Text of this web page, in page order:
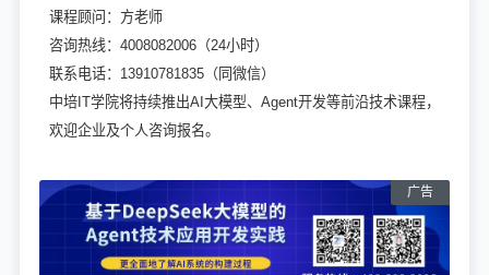
课程顾问：方老师
咨询热线：4008082006（24小时）
联系电话：13910781835（同微信）
中培IT学院将持续推出AI大模型、Agent开发等前沿技术课程，
欢迎企业及个人咨询报名。